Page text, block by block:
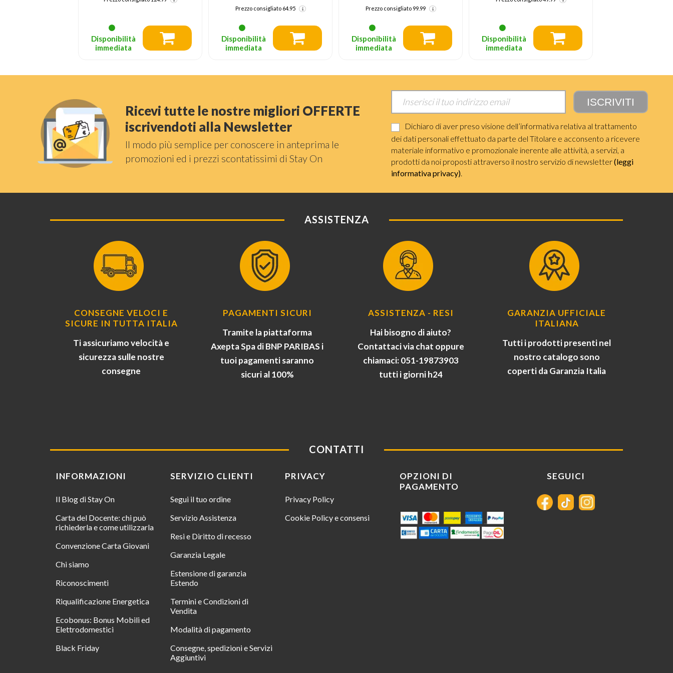
Disponibilità
immediata
Prezzo consigliato99.99
Disponibilità
immediata
Disponibilità
immediata
Disponibilità
immediata
Ricevi tutte le nostre migliori OFFERTE
iscrivendoti alla Newsletter
Il modo più semplice per conoscere in anteprima le
promozioni ed i prezzi scontatissimi di Stay On
Dichiaro di aver preso visione dell’informativa relativa al trattamento
dei dati personali effettuato da parte del Titolare e acconsento a ricevere
materiale informativo e promozionale inerente alle attività, a servizi, a
prodotti da noi proposti attraverso il nostro servizio di newsletter(leggi
informativa privacy).
ASSISTENZA
CONSEGNE VELOCI E
SICURE IN TUTTA ITALIA
Ti assicuriamo velocità e
sicurezza sulle nostre
consegne
PAGAMENTI SICURI
Tramite la piattaforma
Axepta Spa di BNP PARIBAS i
tuoi pagamenti saranno
sicuri al 100%
ASSISTENZA - RESI
Hai bisogno di aiuto?
Contattaci via chat oppure
chiamaci: 051-19873903
tutti i giorni h24
GARANZIA UFFICIALE
ITALIANA
Tutti i prodotti presenti nel
nostro catalogo sono
coperti da Garanzia Italia
CONTATTI
INFORMAZIONI
Il Blog di Stay On
Carta del Docente: chi può
richiederla e come utilizzarla
Convenzione Carta Giovani
Chi siamo
Riconoscimenti
Riqualificazione Energetica
Ecobonus: Bonus Mobili ed
Elettrodomestici
Black Friday
SERVIZIO CLIENTI
Segui il tuo ordine
Servizio Assistenza
Resi e Diritto di recesso
Garanzia Legale
Estensione di garanzia
Estendo
Termini e Condizioni di
Vendita
Modalità di pagamento
Consegne, spedizioni e Servizi
Aggiuntivi
PRIVACY
Privacy Policy
Cookie Policy e consensi
OPZIONI DI
PAGAMENTO
SEGUICI